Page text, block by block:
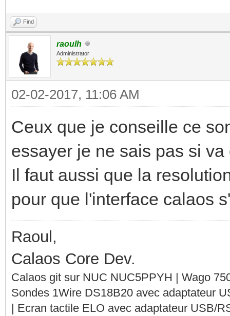
Find
raoulh
Administrator
02-02-2017, 11:06 AM
Ceux que je conseille ce
essayer je ne sais pas si va
Il faut aussi que la
pour que l'interface calaos
Raoul,
Calaos Core Dev.
Calaos git sur NUC NUC5PPYH | Wago
Sondes 1Wire DS18B20 avec adaptateur
| Ecran tactile ELO avec adaptateur USB/